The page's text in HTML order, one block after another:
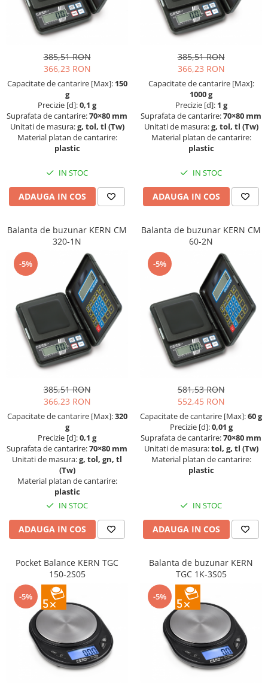
OIML F1
OIML F2
OIML M2
Greutati individuale
OIML E1
OIML E2
OIML F1
OIML M2
OIML M3
Bare suport
Bare suport (Newtoniene)
Masurare forta
Bacuri cu surub
Masurarea mecanica a fortei
Testere pietre funerare
Masurare cuplu
Masurare cuplu pentru capace cu
filet
Masurare cuplu pentru scule
Masurarea grosimii stratului
Masurarea grosimii stratului -
Masurarea grosimii materialului
Metoda Pulse-Echo
Mediul si siguranta muncii
Masurarea intensitatii luminoase
Masurarea intensitatii sunetului
Termometre cu infrarosu
Standuri testare forta
Standuri testare manuala
Standuri testare motorizata
Dispozitive display
Elemente de protectie
Ionizatoare
Kit pentru determinarea densitatii
Masa de cantarire
Modul de interfatare
Placi etalon
Platforme de cantarire
Rampe si Rame din otel
Tije pentru inaltime
Foot switches
Instrumente de masurare
Adaptoare
Altele
Cap pivotant
Carlige
Cleme
Convertor Analog-Digital
Cutie de jonctiune
Inele suport
Picioare ajustabile
Piese pentru compresiune
Piulite zimtate si hexagonale
Placa de montaj
Placi etalon
Set suruburi otel
Varf de impact
Instrumente optice
Adaptoare
Adaptor camera microscop
Altele
Cap microscop
Carcase si genti
385,51 RON
366,23 RON
Capacitate de cantarire [Max]: 150
g
Precizie [d]:0,1 g
Suprafata de cantarire:70×80 mm
Unitati de masura:g, tol, tl (Tw)
Material platan de cantarire:
plastic
IN STOC
ADAUGA IN COS
385,51 RON
366,23 RON
Capacitate de cantarire [Max]:
1000 g
Precizie [d]: 1 g
Suprafata de cantarire:70×80 mm
Unitati de masura:g, tol, tl (Tw)
Material platan de cantarire:
plastic
IN STOC
ADAUGA IN COS
Balanta de buzunar KERN CM
320-1N
-5%
385,51 RON
366,23 RON
Capacitate de cantarire [Max]:320
g
Precizie [d]:0,1 g
Suprafata de cantarire:70×80 mm
Unitati de masura:g, tol, gn, tl
(Tw)
Material platan de cantarire:
plastic
IN STOC
ADAUGA IN COS
Balanta de buzunar KERN CM
60-2N
-5%
581,53 RON
552,45 RON
Capacitate de cantarire [Max]:60 g
Precizie [d]:0,01 g
Suprafata de cantarire:70×80 mm
Unitati de masura:tol, g, tl (Tw)
Material platan de cantarire:
plastic
IN STOC
ADAUGA IN COS
Pocket Balance KERN TGC
150-2S05
-5%
Balanta de buzunar KERN
TGC 1K-3S05
-5%